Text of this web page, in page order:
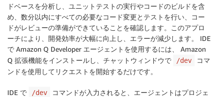
ドベースを分析し、ユニットテストの実行やコードのビルドを含
め、数分以内にすべての必要なコード変更とテストを行い、コー
ドがレビューの準備ができていることを確認します。このアプロ
ーチにより、開発効率が大幅に向上し、エラーが減少します。 IDE
で Amazon Q Developer エージェントを使用するには、 Amazon
Q 拡張機能をインストールし、チャットウィンドウで
/dev
コマ
ンドを使用してリクエストを開始するだけです。
IDE で /dev
コマンドが入力されると、エージェントはプロジェ